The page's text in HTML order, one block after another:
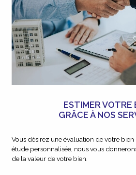
ESTIMER VOTRE
GRÂCE À NOS
étude personnalisée, nous vous
de la valeur de votre bien.